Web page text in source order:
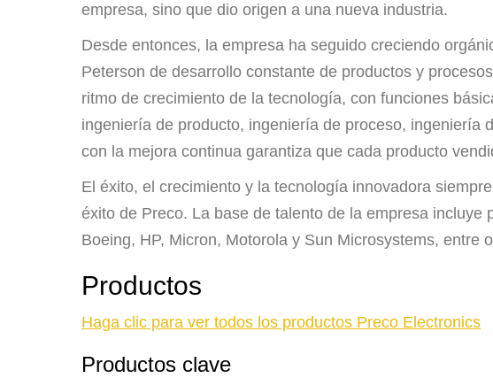
empresa, sino que dio origen a una nueva industria.
Desde entonces, la empresa ha seguido creciendo
Peterson de desarrollo constante de productos y
ritmo de crecimiento de la tecnología, con funciones
ingeniería de producto, ingeniería de proceso, ingeniería
con la mejora continua garantiza que cada producto
El éxito, el crecimiento y la tecnología innovadora
éxito de Preco. La base de talento de la empresa
Boeing, HP, Micron, Motorola y Sun Microsystems, entre
Productos
Haga clic para ver todos los productos Preco Electronics
Productos clave